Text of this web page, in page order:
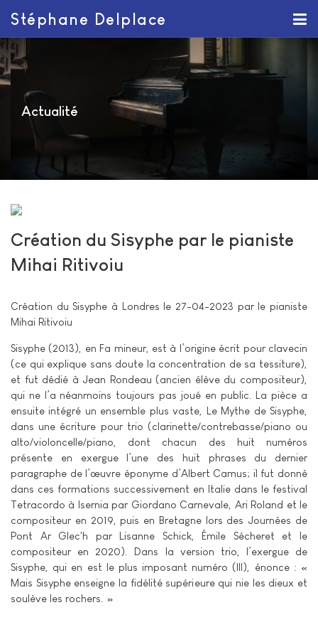
Stéphane Delplace
Actualité
Création du Sisyphe par le pianiste
Mihai Ritivoiu
Création du Sisyphe à Londres le 27-04-2023 par le pianiste
Mihai Ritivoiu
Sisyphe (2013), en Fa mineur, est à l’origine écrit pour clavecin
(ce qui explique sans doute la concentration de sa tessiture),
et fut dédié à Jean Rondeau (ancien élève du compositeur),
qui ne l’a néanmoins toujours pas joué en public. La pièce a
ensuite intégré un ensemble plus vaste, Le Mythe de Sisyphe,
dans une écriture pour trio (clarinette/contrebasse/piano ou
alto/violoncelle/piano, dont chacun des huit numéros
présente en exergue l’une des huit phrases du dernier
paragraphe de l’œuvre éponyme d’Albert Camus; il fut donné
dans ces formations successivement en Italie dans le festival
Tetracordo à Isernia par Giordano Carnevale, Ari Roland et le
compositeur en 2019, puis en Bretagne lors des Journées de
Pont Ar Glec'h par Lisanne Schick, Émile Sécheret et le
compositeur en 2020). Dans la version trio, l’exergue de
Sisyphe, qui en est le plus imposant numéro (III), énonce : «
Mais Sisyphe enseigne la fidélité supérieure qui nie les dieux et
soulève les rochers. »